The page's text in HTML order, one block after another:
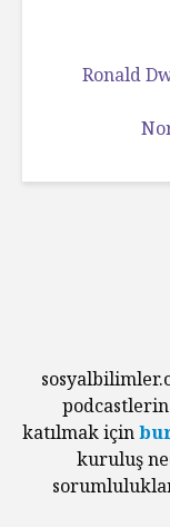
Ronald
podcastlerin
katılmak için
kuruluş